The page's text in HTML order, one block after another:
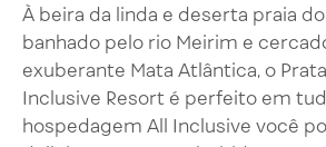
À beira da linda e deserta praia
banhado pelo rio Meirim e
exuberante Mata Atlântica, o
Inclusive Resort é perfeito em
hospedagem All Inclusive você